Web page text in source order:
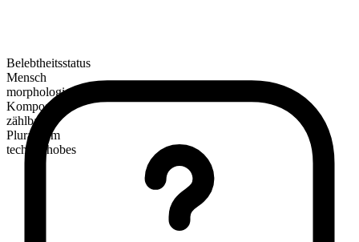
Belebtheitsstatus
Mensch
morphologische Zusammensetzung
Kompositum
zählbar
Pluralform
technophobes